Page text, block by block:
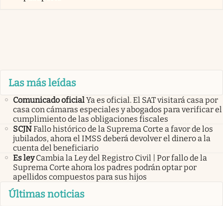
Las más leídas
Comunicado oficialYa es oficial. El SAT visitará casa por
casa con cámaras especiales y abogados para verificar el
cumplimiento de las obligaciones fiscales
SCJNFallo histórico de la Suprema Corte a favor de los
jubilados, ahora el IMSS deberá devolver el dinero a la
cuenta del beneficiario
Es ley Cambia la Ley del Registro Civil | Por fallo de la
Suprema Corte ahora los padres podrán optar por
apellidos compuestos para sus hijos
Últimas noticias